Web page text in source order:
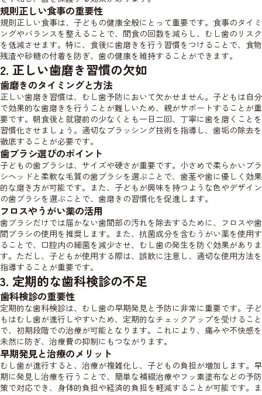
規則正しい食事の重要性
規則正しい食事は、子どもの健康全般にとって重要です。食事のタイミ
ングやバランスを整えることで、間食の回数を減らし、むし歯のリスク
を低減させます。特に、食後に歯磨きを行う習慣をつけることで、食物
残渣や砂糖の付着を防ぎ、歯の健康を維持することができます。
2. 正しい歯磨き習慣の欠如
歯磨きのタイミングと方法
正しい歯磨き習慣は、むし歯予防において欠かせません。子どもは自分
で効果的な歯磨きを行うことが難しいため、親がサポートすることが重
要です。朝食後と就寝前の少なくとも一日二回、丁寧に歯を磨くことを
習慣化させましょう。適切なブラッシング技術を指導し、歯垢の除去を
徹底することが必要です。
歯ブラシ選びのポイント
子どもの歯ブラシは、サイズや硬さが重要です。小さめで柔らかいブラ
シヘッドと柔軟な毛質の歯ブラシを選ぶことで、歯茎や歯に優しく効果
的な磨き方が可能です。また、子どもが興味を持つような色やデザイン
の歯ブラシを選ぶことで、歯磨きの習慣化を促進します。
フロスやうがい薬の活用
歯ブラシだけでは届かない歯間部の汚れを除去するために、フロスや歯
間ブラシの使用を推奨します。また、抗菌成分を含むうがい薬を使用す
ることで、口腔内の細菌を減少させ、むし歯の発生を防ぐ効果がありま
す。ただし、子どもが使用する際は、誤飲に注意し、適切な使用方法を
指導することが重要です。
3. 定期的な歯科検診の不足
歯科検診の重要性
定期的な歯科検診は、むし歯の早期発見と予防に非常に重要です。子ど
もはむし歯が進行しやすいため、定期的なチェックアップを受けること
で、初期段階での治療が可能となります。これにより、痛みや不快感を
未然に防ぎ、治療費の抑制にもつながります。
早期発見と治療のメリット
むし歯が進行すると、治療が複雑化し、子どもの負担が増加します。早
期に発見し治療を行うことで、簡単な補綴治療やフッ素塗布などの予防
策で対応でき、身体的負担や経済的負担を軽減することが可能です。ま